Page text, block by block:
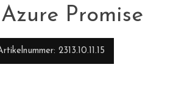
Azure Promise
2313.10.11.15